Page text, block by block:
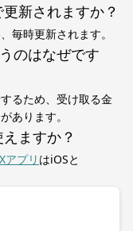
新されますか？
毎時更新されます。
のはなぜです
るため、受け取る金
あります。
ますか？
アプリ はiOSと